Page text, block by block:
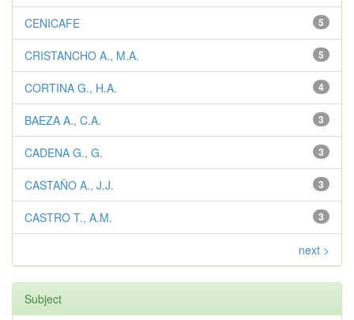
5
CENICAFE
5
CRISTANCHO A., M.A.
4
CORTINA G., H.A.
3
BAEZA A., C.A.
3
CADENA G., G.
3
CASTAÑO A., J.J.
3
CASTRO T., A.M.
next >
Subject